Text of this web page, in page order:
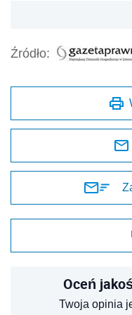
Źródło:
Oceń
Twoja opinia